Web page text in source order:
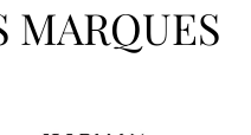
MARQUES